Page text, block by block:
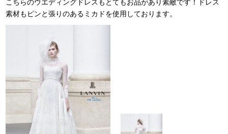
こちらのウエディングドレスもとてもお品があり素敵です！ドレス
素材もピンと張りのあるミカドを使用しております。